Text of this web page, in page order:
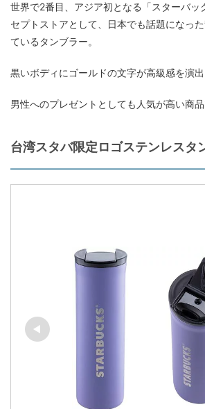
世界で2番目、アジア初となる「スターバッ
セプトストアとして、日本でも話題になっ
ているタンブラー。
黒いボディにゴールドの文字が高級感を演出
男性へのプレゼントとしても人気が高い商品
台湾スタバ限定ロゴステンレスタ